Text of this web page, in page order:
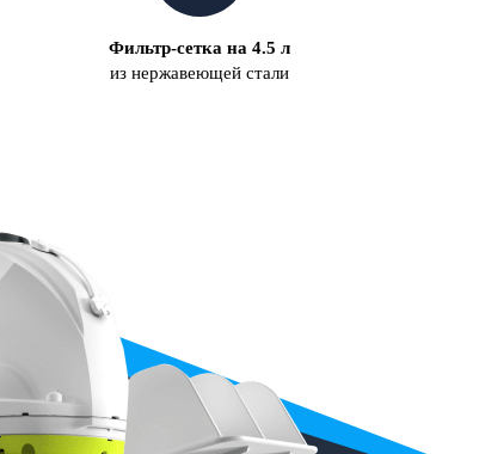
Фильтр-сетка на 4.5 л
из нержавеющей стали